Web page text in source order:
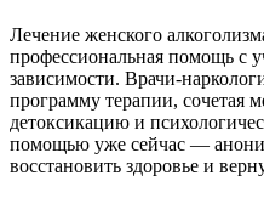
Лечение женского
профессиональная помощь с
зависимости. Врачи-
программу терапии, сочетая
детоксикацию и
помощью уже сейчас —
восстановить здоровье и